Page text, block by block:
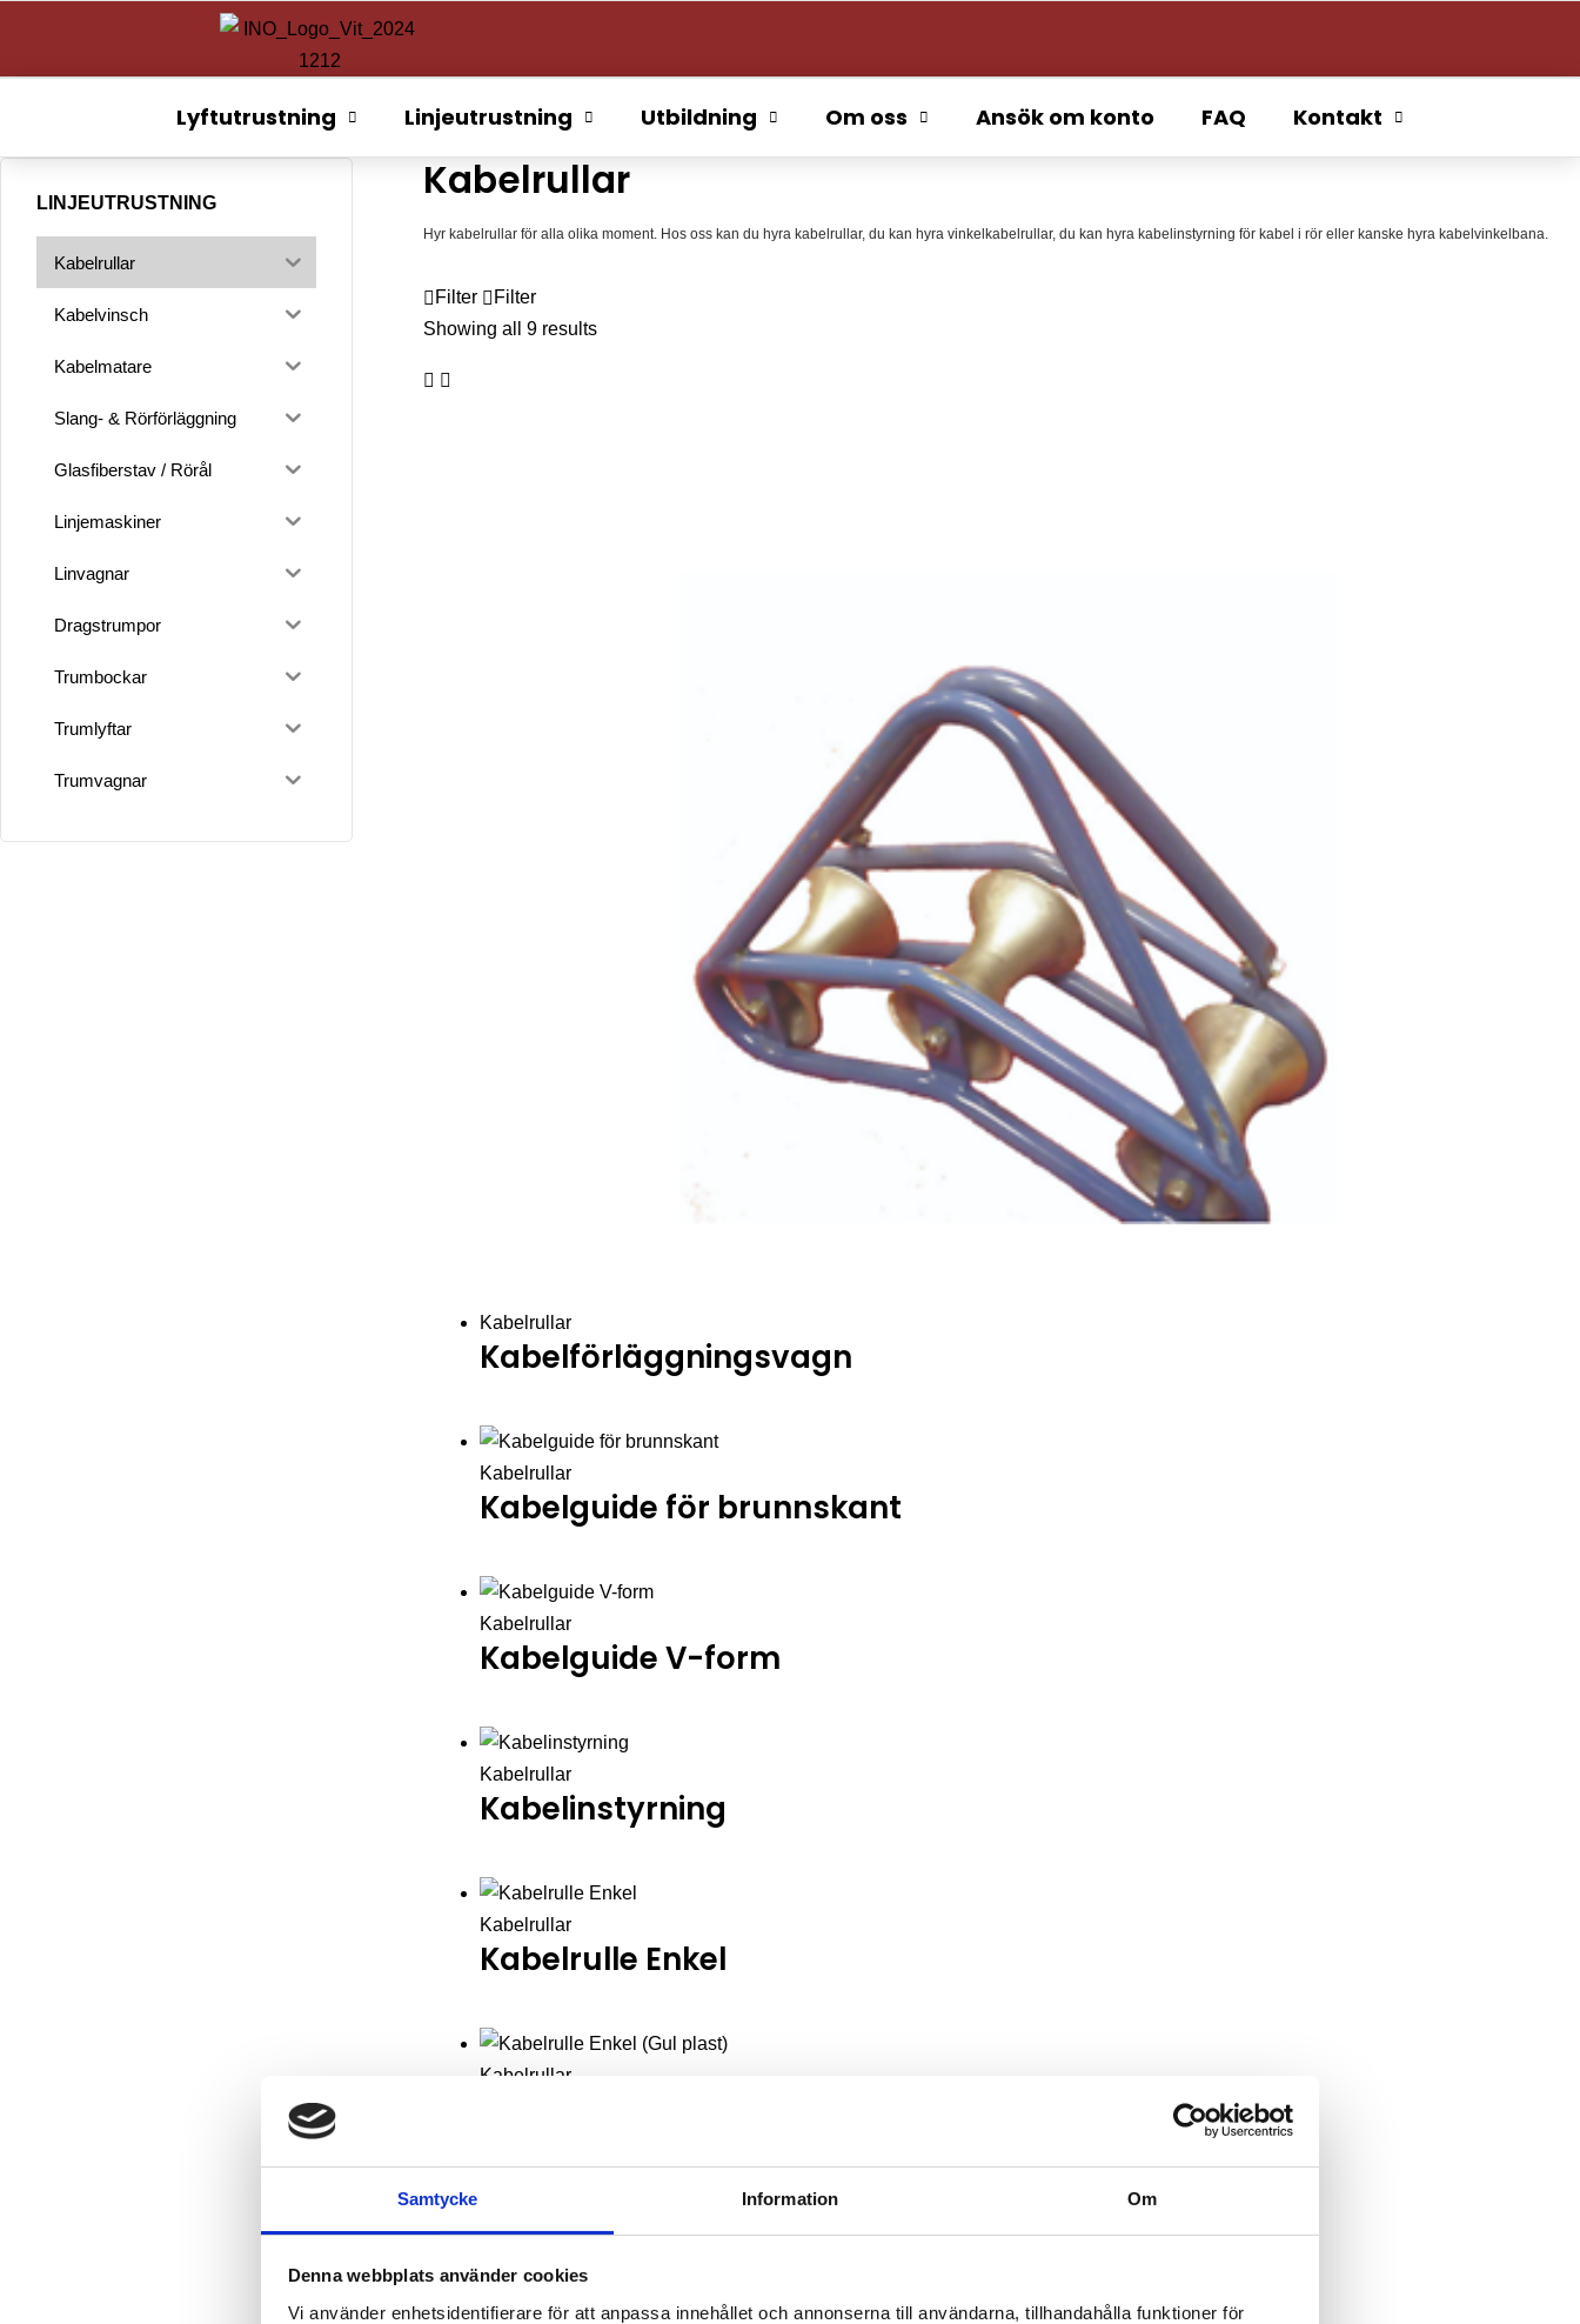
Samtycke Information Om
Denna webbplats använder cookies
Vi använder enhetsidentifierare för att anpassa innehållet och annonserna till användarna, tillhandahålla funktioner för
Lyftutrustning Linjeutrustning Utbildning Om oss Ansök om konto FAQ Kontakt
Kabelrullar
Hyr kabelrullar för alla olika moment. Hos oss kan du hyra kabelrullar, du kan hyra vinkelkabelrullar, du kan hyra kabelinstyrning för kabel i rör eller kanske hyra kabelvinkelbana.
Filter
Filter
Showing all 9 results
Kabelrullar
Kabelförläggningsvagn
Kabelrullar
Kabelguide för brunnskant
Kabelrullar
Kabelguide V-form
Kabelrullar
Kabelinstyrning
Kabelrullar
Kabelrulle Enkel
Kabelrullar
Kabelrulle för kabelstege
LINJEUTRUSTNING
Kabelrullar
Kabelvinsch
Kabelmatare
Slang- & Rörförläggning
Glasfiberstav / Rörål
Linjemaskiner
Linvagnar
Dragstrumpor
Trumbockar
Trumlyftar
Trumvagnar